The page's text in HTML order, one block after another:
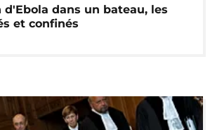
d'Ebola dans un bateau, les
et confinés